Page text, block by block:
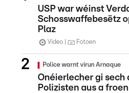
USP war wéinst
Schosswaffebesëtz
Plaz
Video Fotoen
Police warnt virun Arnaque
Onéierlecher gi sech
Polizisten aus a